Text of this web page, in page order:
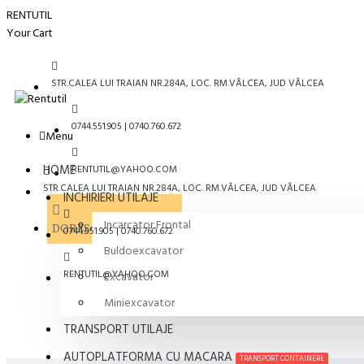
RENTUTIL
Your Cart
STR.CALEA LUI TRAIAN NR.284A, LOC. RM.VÂLCEA, JUD VÂLCEA
0744.551.905 | 0740.760.672
RENTUTIL@YAHOO.COM
DORESC SA FIU SUNAT
Menu
HOME
INCHIRIERI UTILAJE
Incarcator Frontal
Buldoexcavator
Excavator
Miniexcavator
TRANSPORT UTILAJE
AUTOPLATFORMA CU MACARA
TRANSPORT CONTAINERE
STR.CALEA LUI TRAIAN NR.284A, LOC. RM.VÂLCEA, JUD VÂLCEA
0744.551.905 | 0740.760.672
RENTUTIL@YAHOO.COM